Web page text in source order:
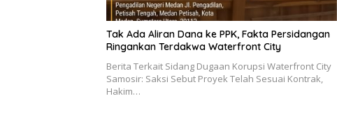
Tak Ada Aliran Dana ke PPK, Fakta Persidangan
Ringankan Terdakwa Waterfront City
Berita Terkait Sidang Dugaan Korupsi Waterfront City
Samosir: Saksi Sebut Proyek Telah Sesuai Kontrak,
Hakim…